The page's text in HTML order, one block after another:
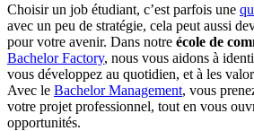
Choisir un job étudiant, c’est parfois une
avec un peu de stratégie, cela peut aussi
pour votre avenir. Dans notre école de
Bachelor Factory, nous vous aidons à
vous développez au quotidien, et à les
Avec le Bachelor Management, vous
votre projet professionnel, tout en vous
opportunités.